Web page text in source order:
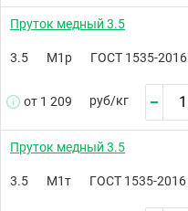
Пруток медный 3.5
3.5 М1р ГОСТ 1535-2016
от 1 209 руб/кг
Пруток медный 3.5
3.5 М1т ГОСТ 1535-2016